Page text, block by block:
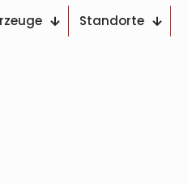
Standorte